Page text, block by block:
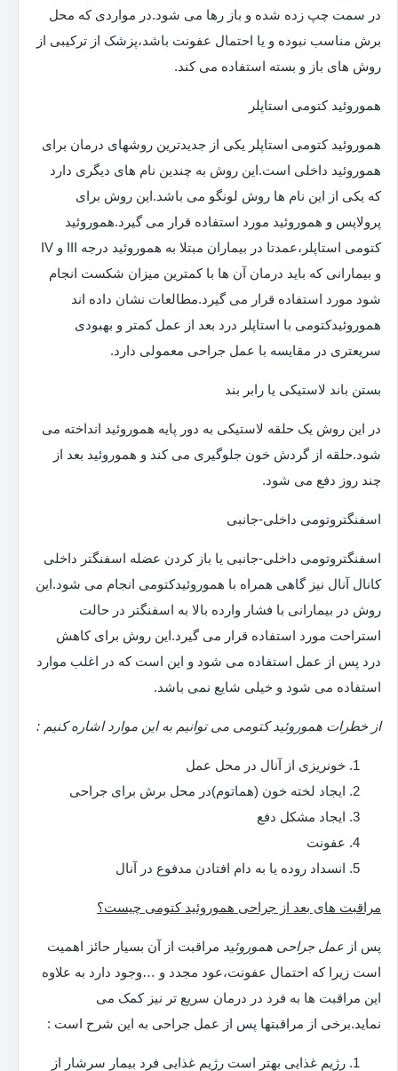
در سمت چپ زده شده و باز رها می شود.در مواردی که محل
برش مناسب نبوده و یا احتمال عفونت باشد،پزشک از ترکیبی از
روش های باز و بسته استفاده می کند.
هموروئید کتومی استاپلر
هموروئید کتومی استاپلر یکی از جدیدترین روشهای درمان برای
هموروئید داخلی است.این روش به چندین نام های دیگری دارد
که یکی از این نام ها روش لونگو می باشد.این روش برای
پرولاپس و هموروئید مورد استفاده قرار می گیرد.هموروئید
کتومی استاپلر،عمدتا در بیماران مبتلا به هموروئید درجه III و IV
و بیمارانی که باید درمان آن ها با کمترین میزان شکست انجام
شود مورد استفاده قرار می گیرد.مطالعات نشان داده اند
هموروئیدکتومی با استاپلر درد بعد از عمل کمتر و بهبودی
سریعتری در مقایسه با عمل جراحی معمولی دارد.
بستن باند لاستیکی یا رابر بند
در این روش یک حلقه لاستیکی به دور پایه هموروئید انداخته می
شود.حلقه از گردش خون جلوگیری می کند و هموروئید بعد از
چند روز دفع می شود.
اسفنگتروتومی داخلی-جانبی
اسفنگتروتومی داخلی-جانبی یا باز کردن عضله اسفنگتر داخلی
کانال آنال نیز گاهی همراه با هموروئیدکتومی انجام می شود.این
روش در بیمارانی با فشار وارده بالا به اسفنگتر در حالت
استراحت مورد استفاده قرار می گیرد.این روش برای کاهش
درد پس از عمل استفاده می شود و این است که در اغلب موارد
استفاده می شود و خیلی شایع نمی باشد.
از خطرات هموروئید کتومی می توانیم به این موارد اشاره کنیم :
خونریزی از آنال در محل عمل
ایجاد لخته خون (هماتوم)در محل برش برای جراحی
ایجاد مشکل دفع
عفونت
انسداد روده یا به دام افتادن مدفوع در آنال
مراقبت های بعد از جراحی هموروئید کتومی چیست؟
پس از عمل جراحی هموروئید مراقبت از آن بسیار حائز اهمیت
است زیرا که احتمال عفونت،عود مجدد و …وجود دارد به علاوه
این مراقبت ها به فرد در درمان سریع تر نیز کمک می
نماید.برخی از مراقبتها پس از عمل جراحی به این شرح است :
رژیم غذایی بهتر است رژیم غذایی فرد بیمار سرشار از